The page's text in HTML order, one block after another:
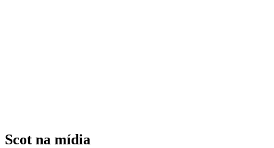
Scot na mídia